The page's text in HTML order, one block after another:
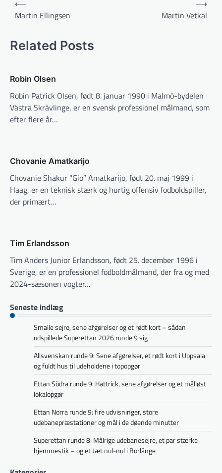
⟵
Martin Ellingsen
Martin Vetkal
⟶
Related Posts
Robin Olsen
Robin Patrick Olsen, født 8. januar 1990 i Malmö-bydelen
Västra Skrävlinge, er en svensk professionel målmand, som
efter flere år…
Chovanie Amatkarijo
Chovanie Shakur “Gio” Amatkarijo, født 20. maj 1999 i
Haag, er en teknisk stærk og hurtig offensiv fodboldspiller,
der primært…
Tim Erlandsson
Tim Anders Junior Erlandsson, født 25. december 1996 i
Sverige, er en professionel fodboldmålmand, der fra og med
2024-sæsonen vogter…
Seneste indlæg
Smalle sejre, sene afgørelser og et rødt kort – sådan
udspillede Superettan 2026 runde 9 sig
Allsvenskan runde 9: Sene afgørelser, et rødt kort i Uppsala
og fuldt hus til udeholdene i topopgør
Ettan Södra runde 9: Hattrick, sene afgørelser og et målløst
lokalopgør
Ettan Norra runde 9: fire udvisninger, store
udebanepræstationer og mål i de døende minutter
Superettan runde 8: Målrige udebanesejre, et par stærke
hjemmestik – og et tæt nul-nul i Borlänge